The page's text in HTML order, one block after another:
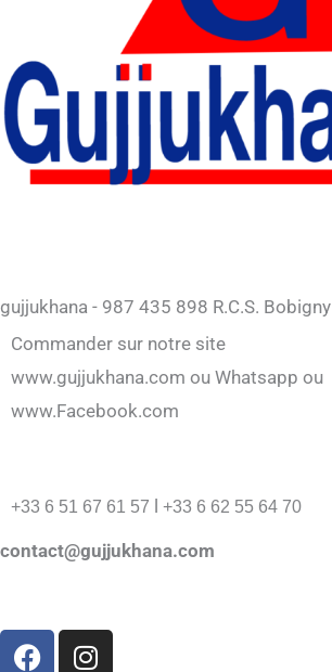
gujjukhana - 987 435 898 R.C.S. Bobigny
Commander sur notre site
www.gujjukhana.com ou Whatsapp ou
www.Facebook.com
+33 6 51 67 61 57 l +33 6 62 55 64 70
contact@gujjukhana.com
F
I